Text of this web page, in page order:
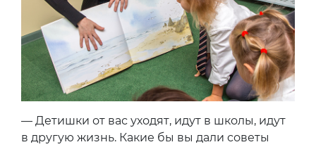
— Детишки от вас уходят, идут в школы, идут
в другую жизнь. Какие бы вы дали советы